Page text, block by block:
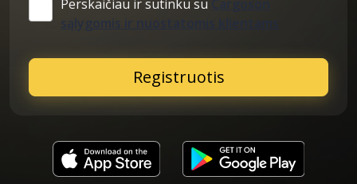
Perskaičiau ir sutinku su
sąlygomis ir nuostatomis klientams
Registruotis